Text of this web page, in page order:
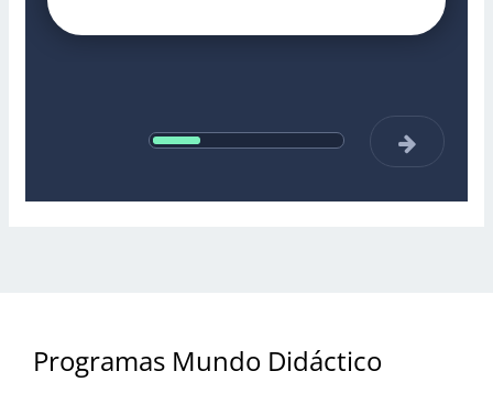
Programas Mundo Didáctico